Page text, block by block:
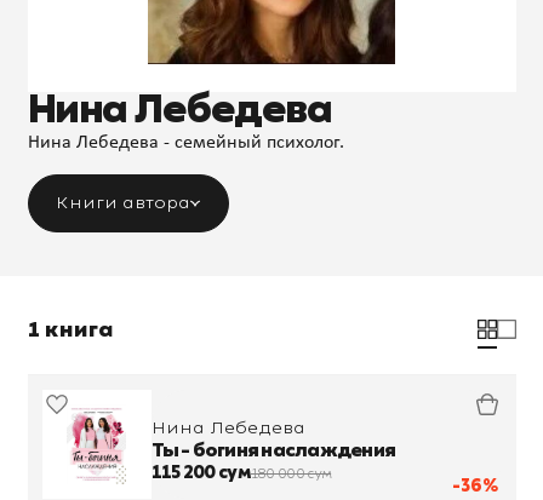
Нина Лебедева
Нина Лебедева - семейный психолог.
Книги автора
1 книга
-36%
Нина Лебедева
Ты - богиня наслаждения
115 200 сум180 000 сум